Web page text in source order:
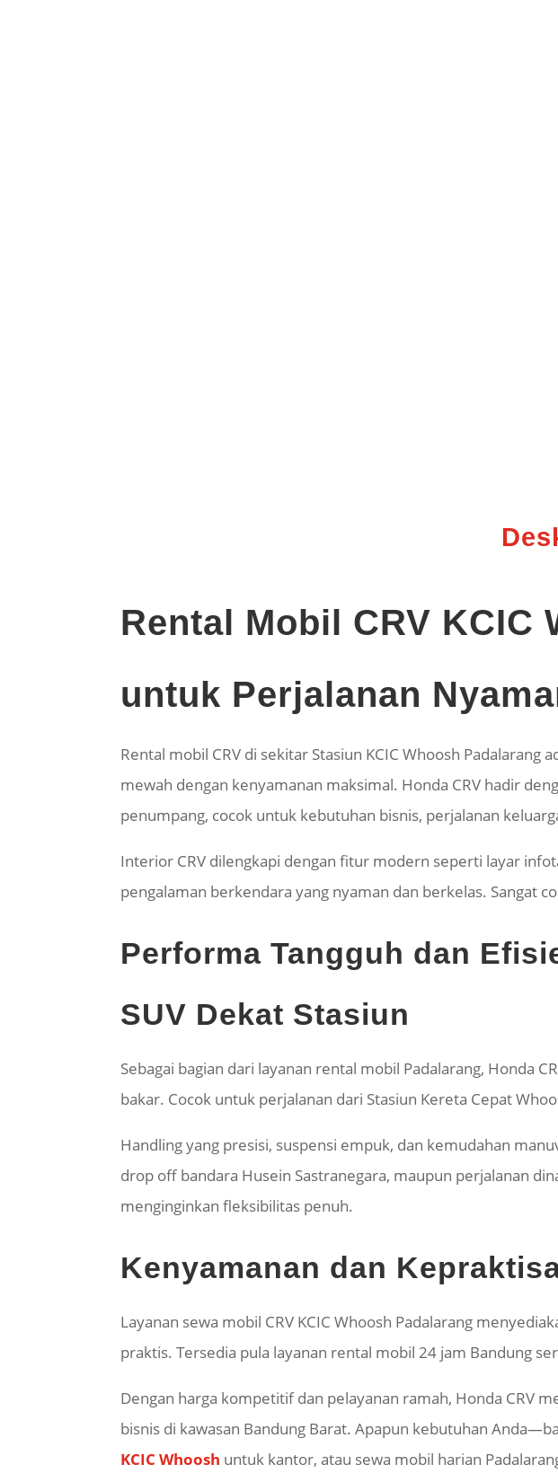
Rental Mobil CRV KCIC
untuk Perjalanan
Rental mobil CRV di sekitar Stasiun KCIC Whoosh
mewah dengan kenyamanan maksimal. Honda CRV hadir
penumpang, cocok untuk kebutuhan bisnis, perjalanan
Interior CRV dilengkapi dengan fitur modern seperti layar
pengalaman berkendara yang nyaman dan berkelas. Sangat
Performa Tangguh dan
SUV Dekat Stasiun
Sebagai bagian dari layanan rental mobil Padalarang, Honda
bakar. Cocok untuk perjalanan dari Stasiun Kereta Cepat
Handling yang presisi, suspensi empuk, dan kemudahan
drop off bandara Husein Sastranegara, maupun perjalanan
menginginkan fleksibilitas penuh.
Kenyamanan dan
Layanan sewa mobil CRV KCIC Whoosh Padalarang
praktis. Tersedia pula layanan rental mobil 24 jam Bandung
Dengan harga kompetitif dan pelayanan ramah, Honda CRV
bisnis di kawasan Bandung Barat. Apapun kebutuhan
KCIC Whoosh untuk kantor, atau sewa mobil harian